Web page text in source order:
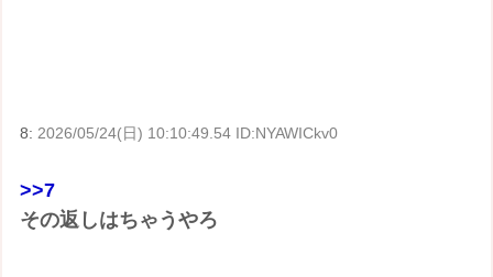
8:2026/05/24(日) 10:10:49.54 ID:NYAWICkv0
>>7
その返しはちゃうやろ